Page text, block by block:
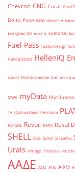
Chevron CNG Coral Coral
Delta Poseidon diesel e-
Energean Oil euro 5 EUROPOL
Fuel Pass fuelprices.gr
Handelsblatt HelleniQ
Lukoil Mediterranean Gas mini
MWh myData Mytilineos
TV Optima Bank Petrolina
REPSOL Revoil RMM Royal
SHELL SKG Sokol Sri Lanka
Urals vintage Viohalco
ΑΑΔΕ ΑΟΖ ΑΠΕ ΑΦΜ